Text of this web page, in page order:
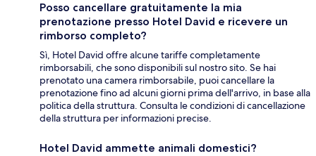
Posso cancellare gratuitamente la mia
prenotazione presso Hotel David e ricevere un
rimborso completo?
Sì, Hotel David offre alcune tariffe completamente
rimborsabili, che sono disponibili sul nostro sito. Se hai
prenotato una camera rimborsabile, puoi cancellare la
prenotazione fino ad alcuni giorni prima dell'arrivo, in base alla
politica della struttura. Consulta le condizioni di cancellazione
della struttura per informazioni precise.
Hotel David ammette animali domestici?